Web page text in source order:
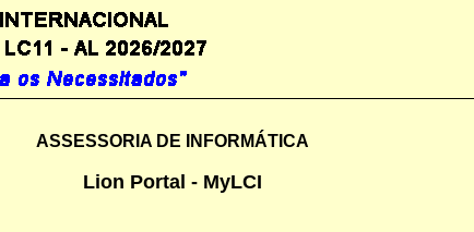
ASSESSORIA DE INFORMÁTICA
Lion Portal - MyLCI